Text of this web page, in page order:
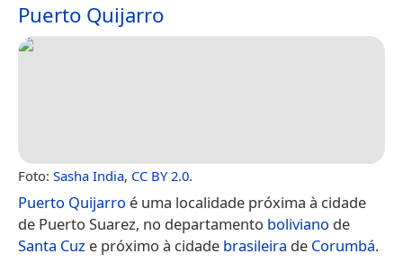
Puerto Quijarro
Foto: Sasha India, CC BY 2.0.
Puerto Quijarro é uma localidade próxima à cidade
de Puerto Suarez, no departamento boliviano de
Santa Cuz e próximo à cidade brasileira de Corumbá.